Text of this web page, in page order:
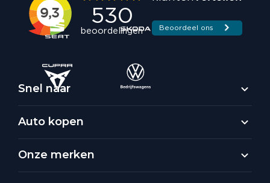
Snel naar
Auto kopen
Onze merken